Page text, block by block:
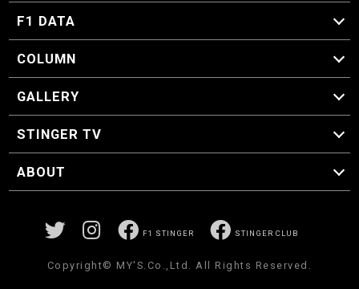
F1 ニュース
F1 DATA
F1 日程
F1 データ
COLUMN
マイ・ワンダフル・サーキット
スクーデリア・一方通行
F1に燃え、ゴルフに泣く日々。
スティングくんの部屋
GALLERY
GALLERY
STINGER TV
STINGER TV
ABOUT
F1 STINGER STINGER CLUB
Copyright© MY'S.Co.,Ltd. All Rights Reserved.